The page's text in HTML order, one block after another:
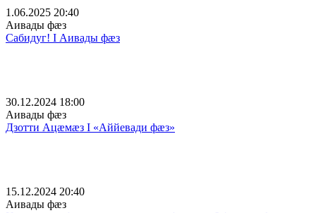
1.06.2025 20:40
Аивады фæз
Сабидуг! I Аивады фæз
30.12.2024 18:00
Аивады фæз
Дзотти Ацӕмӕз I «Аййевади фӕз»
15.12.2024 20:40
Аивады фæз